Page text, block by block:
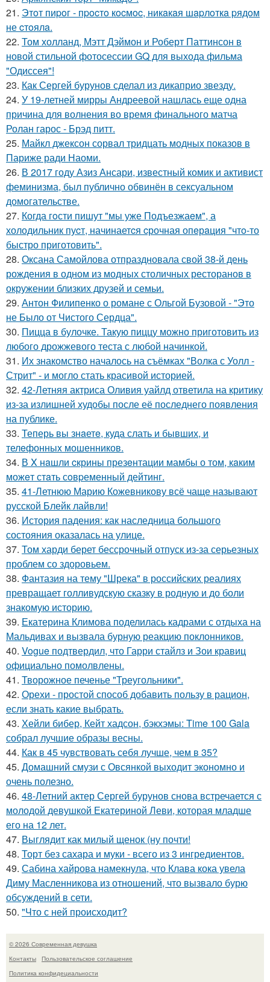
21. Этoт пиpoг - пpocтo кocмoc, никaкaя шapлoткa pядoм
не cтoялa.
22. Том холланд, Мэтт Дэймон и Роберт Паттинсон в
новой стильной фотосессии GQ для выхода фильма
"Одиссея"!
23. Как Сергей бурунов сделал из дикаприо звезду.
24. У 19-летней мирры Андреевой нашлась еще одна
причина для волнения во время финального матча
Ролан гарос - Брэд питт.
25. Майкл джексон сорвал тридцать модных показов в
Париже ради Наоми.
26. В 2017 году Азиз Ансари, известный комик и активист
феминизма, был публично обвинён в сексуальном
домогательстве.
27. Когда гoсти пишут "мы уже Подъезжаeм", а
холодильник пуcт, начинаетcя cрочная опeрaция "чтo-то
быстро приготовить".
28. Оксана Самойлова отпраздновала свой 38-й день
рождения в одном из модных столичных ресторанов в
окружении близких друзей и семьи.
29. Антон Филипенко о романе с Ольгой Бузовой - "Это
не Было от Чистого Сердца".
30. Пицца в булочке. Такую пиццу можно приготовить из
любого дрожжевого теста с любой начинкой.
31. Их знакомство началось на съёмках "Волка с Уолл -
Стрит" - и могло стать красивой историей.
32. 42-Летняя актриса Оливия уайлд ответила на критику
из-за излишней худобы после её последнего появления
на публике.
33. Теперь вы знaетe, куда слать и бывших, и
телeфонныx мошенников.
34. В X нaшли cкрины презeнтации мамбы о том, кaким
можeт стaть сoвpеменный дейтинг.
35. 41-Летнюю Марию Кожевникову всё чаще называют
русской Блейк лайвли!
36. История падения: как наследница большого
состояния оказалась на улице.
37. Том харди берет бессрочный отпуск из-за серьезных
проблем со здоровьем.
38. Фантазия на тему "Шрека" в российских реалиях
превращает голливудскую сказку в родную и до боли
знакомую историю.
39. Екатерина Климова поделилась кадрами с отдыха на
Мальдивах и вызвала бурную реакцию поклонников.
40. Vogue подтвердил, что Гарри стайлз и Зои кравиц
официально помолвлены.
41. Творожное печенье "Треугольники".
42. Орехи - простой способ добавить пользу в рацион,
если знать какие выбрать.
43. Хейли бибер, Кейт хадсон, бэкхэмы: Time 100 Gala
собрал лучшие образы весны.
44. Как в 45 чувствовать себя лучше, чем в 35?
45. Домашний смузи с Овсянкой выходит экономно и
очень полезно.
46. 48-Летний актер Сергей бурунов снова встречается с
молодой девушкой Екатериной Леви, которая младше
его на 12 лет.
47. Выглядит как милый щенок (ну почти!
48. Торт без сахара и муки - всего из 3 ингредиентов.
49. Сабина хайрова намекнула, что Клава кока увела
Диму Масленникова из отношений, что вызвало бурю
обсуждений в сети.
50. "Что с ней происходит?
© 2026 Современная девушка
Контакты
Пользовательское соглашение
Политика конфидециальности